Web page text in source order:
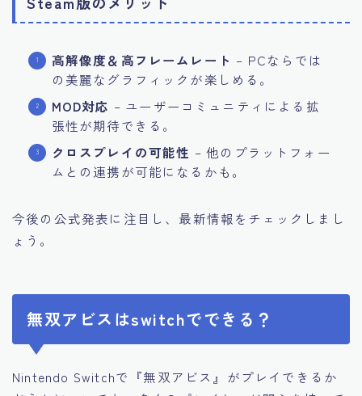
高解像度＆高フレームレート – PCならでは
の美麗なグラフィックが楽しめる。
MOD対応 – ユーザーコミュニティによる拡
張性が期待できる。
クロスプレイの可能性 – 他のプラットフォー
ムとの連携が可能になるかも。
今後の公式発表に注目し、最新情報をチェックしまし
ょう。
無双アビスはswitchでできる？
Nintendo Switchで『無双アビス』がプレイできるか